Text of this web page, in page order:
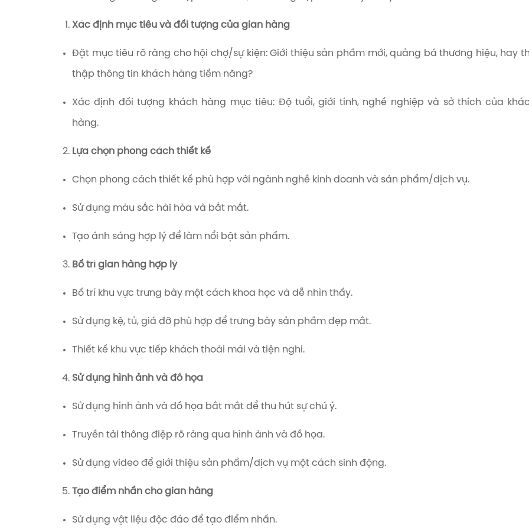
Xác định mục tiêu và đối tượng của gian hàng
Đặt mục tiêu rõ ràng cho hội chợ/sự kiện: Giới thiệu sản phẩm mới, quảng bá thương hiệu, hay
thập thông tin khách hàng tiềm năng?
Xác định đối tượng khách hàng mục tiêu: Độ tuổi, giới tính, nghề nghiệp và sở thích của
hàng.
Lựa chọn phong cách thiết kế
Chọn phong cách thiết kế phù hợp với ngành nghề kinh doanh và sản phẩm/dịch vụ.
Sử dụng màu sắc hài hòa và bắt mắt.
Tạo ánh sáng hợp lý để làm nổi bật sản phẩm.
Bố trí gian hàng hợp lý
Bố trí khu vực trưng bày một cách khoa học và dễ nhìn thấy.
Sử dụng kệ, tủ, giá đỡ phù hợp để trưng bày sản phẩm đẹp mắt.
Thiết kế khu vực tiếp khách thoải mái và tiện nghi.
Sử dụng hình ảnh và đồ họa
Sử dụng hình ảnh và đồ họa bắt mắt để thu hút sự chú ý.
Truyền tải thông điệp rõ ràng qua hình ảnh và đồ họa.
Sử dụng video để giới thiệu sản phẩm/dịch vụ một cách sinh động.
Tạo điểm nhấn cho gian hàng
Sử dụng vật liệu độc đáo để tạo điểm nhấn.